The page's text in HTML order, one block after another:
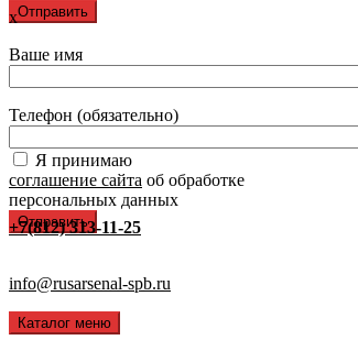
x
Ваше имя
Телефон (обязательно)
Я принимаю
соглашение сайта об обработке
персональных данных
+7(812) 313-11-25
info@rusarsenal-spb.ru
Каталог меню